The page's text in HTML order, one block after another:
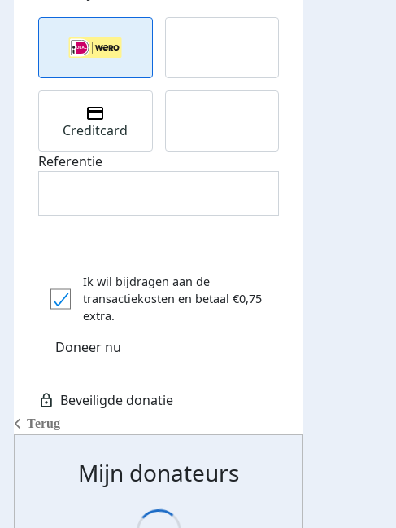
Terug
Creditcard
Referentie
Ik wil bijdragen aan de
transactiekosten en betaal €0,75
extra.
Doneer nu
Mijn donateurs